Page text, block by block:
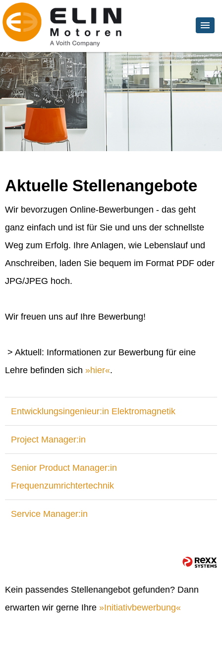
Aktuelle Stellenangebote
Wir bevorzugen Online-Bewerbungen - das geht
ganz einfach und ist für Sie und uns der schnellste
Weg zum Erfolg. Ihre Anlagen, wie Lebenslauf und
Anschreiben, laden Sie bequem im Format PDF oder
JPG/JPEG hoch.
Wir freuen uns auf Ihre Bewerbung!
> Aktuell: Informationen zur Bewerbung für eine
Lehre befinden sich
hier .
Entwicklungsingenieur:in Elektromagnetik
Project Manager:in
Senior Product Manager:in
Frequenzumrichtertechnik
Service Manager:in
Kein passendes Stellenangebot gefunden? Dann
erwarten wir gerne Ihre
Initiativbewerbung